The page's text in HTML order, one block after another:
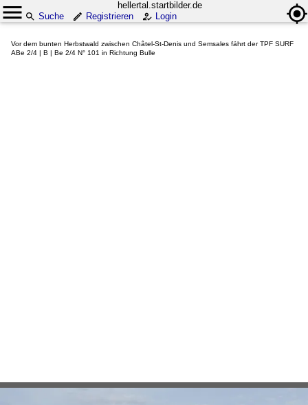
hellertal.startbilder.de
Suche
Registrieren Login
Vor dem bunten Herbstwald zwischen Châtel-St-Denis und Semsales fährt der TPF SURF
ABe 2/4 | B | Be 2/4 N° 101 in Richtung Bulle